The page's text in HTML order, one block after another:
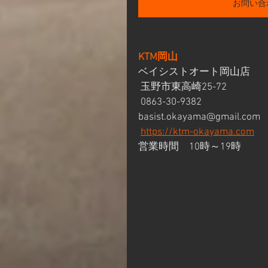
お問い
KTM岡山
ベイシストオート岡山店
玉野市東高崎25-72
0863-30-9382
basist.okayama@gmail.com
https://ktm-okayama.com
営業時間　10時～19時